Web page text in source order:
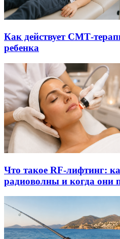
Как действует СМТ-
ребенка
Что такое RF-лифтинг:
радиоволны и когда они